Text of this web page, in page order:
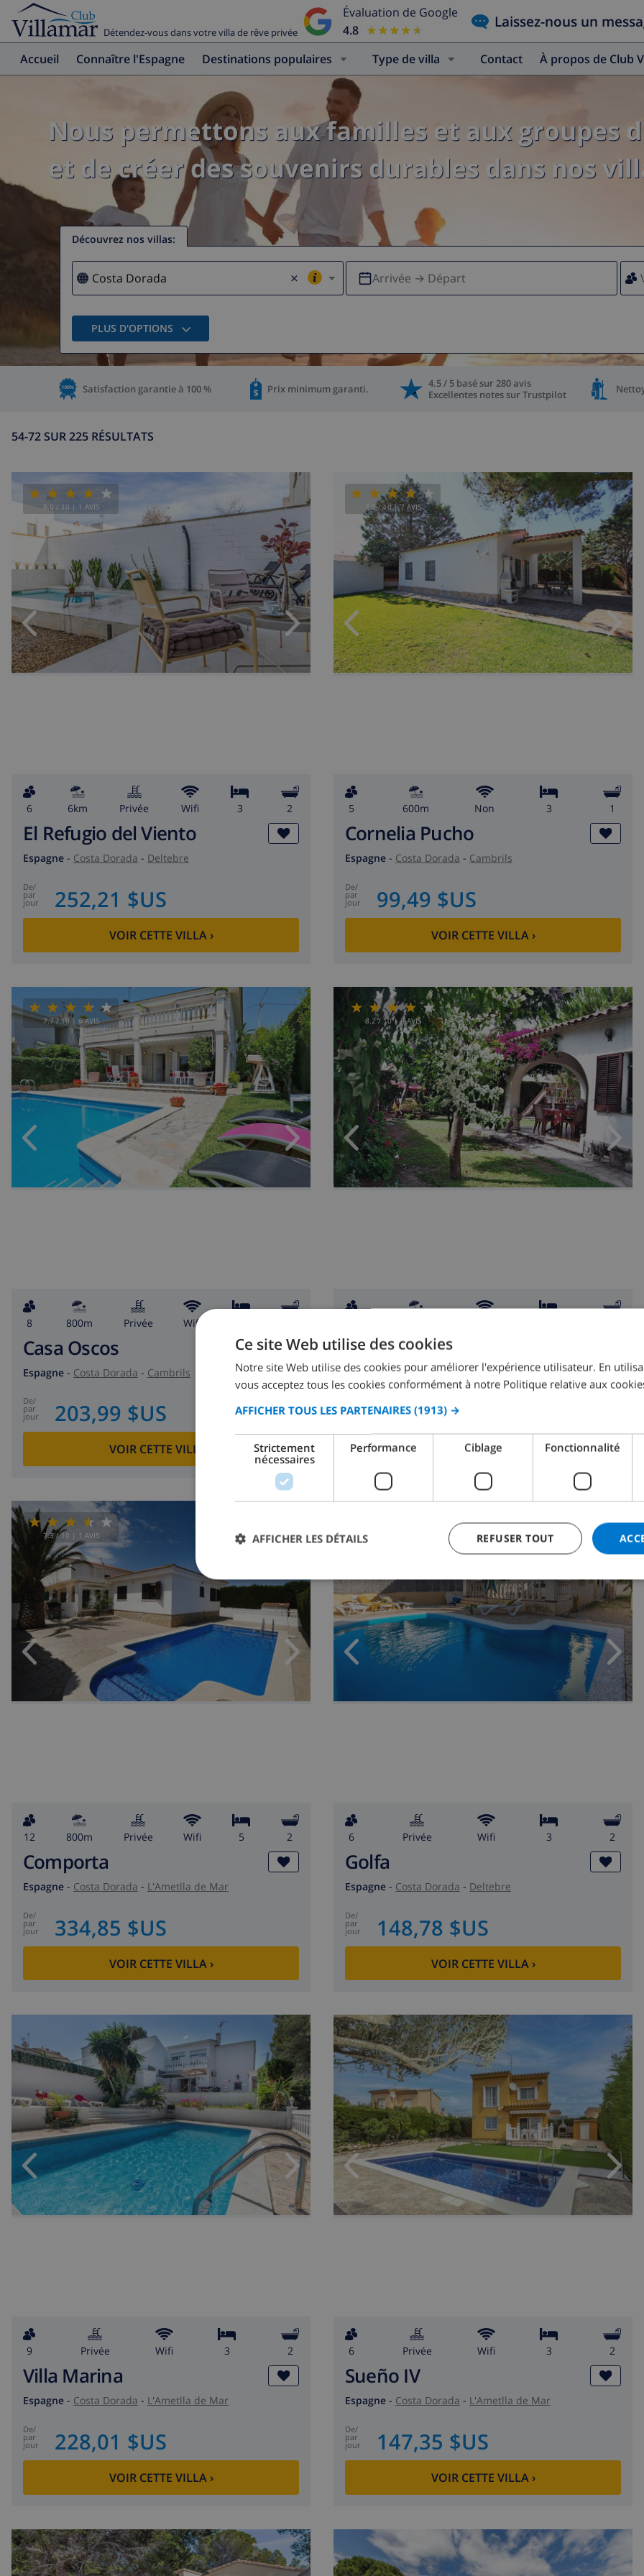
Détendez-vous dans votre villa de rêve privée
Évaluation de Google
4.8 ★★★★★
★★★★★ Laissez-nous un
Accueil Connaître l'Espagne Destinations populaires Type de villa Contact À propos de Club
Nous permettons aux familles et aux groupes
et de créer des souvenirs durables dans nos
Découvrez nos villas:
× Arrivée → Départ
PLUS D'OPTIONS
Satisfaction garantie à 100 % Prix minimum garanti. 4.5 / 5 basé sur 280avis
Excellentes notes sur Trustpilot
54-72 SUR 225 RÉSULTATS
8.0 / 10 | 1 AVIS
6 6km privée wifi 3 2
El Refugio del Viento
Espagne - Costa Dorada - Deltebre
de/
par
jour 252,21 $US
VOIR CETTE VILLA›
7.9/ 10 |7 AVIS
5 600m Non 3 1
Cornelia Pucho
Espagne - Costa Dorada - Cambrils
de/
par
jour 99,49 $US
VOIR CETTE VILLA›
7.7/ 10 |6 AVIS
8 800m privée wifi
Casa Oscos
Espagne - Costa Dorada - Cambrils
de/
par
jour 203,99 $US
VOIR CETTE VILLA
8.2/ 10 |3 AVIS
Vilafortuny
Espagne - Costa Dorada - Cambrils
par
jour 167,07 $US
VOIR CETTE VILLA
7.3/ 10 | 1 AVIS
12 800m privée wifi 5 2
Comporta
Espagne - Costa Dorada - L'Ametlla de Mar
de/
par
jour 334,85 $US
VOIR CETTE VILLA›
6 privée wifi 3 2
Golfa
Espagne - Costa Dorada - Deltebre
de/
par
jour 148,78 $US
VOIR CETTE VILLA›
9 privée wifi 3 2
Villa Marina
Espagne - Costa Dorada - L'Ametlla de Mar
de/
par
jour 228,01 $US
VOIR CETTE VILLA›
6 privée wifi 3 2
Sueño IV
Espagne - Costa Dorada - L'Ametlla de Mar
de/
par
jour 147,35 $US
VOIR CETTE VILLA›
Ce site Web utilise des cookies
Notre site Web utilise des cookies pour améliorer l'expérience utilisateur. En
vous acceptez tous les cookies conformément à notre Politique relative aux
AFFICHER TOUS LES PARTENAIRES (1913) →
Strictement
nécessaires
Performance Ciblage Fonctionnalité
REFUSER TOUT
AFFICHER LES DÉTAILS